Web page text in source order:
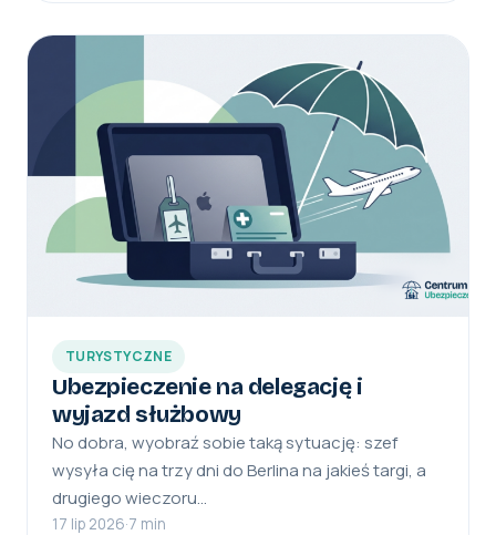
TURYSTYCZNE
Ubezpieczenie na delegację i
wyjazd służbowy
No dobra, wyobraź sobie taką sytuację: szef
wysyła cię na trzy dni do Berlina na jakieś targi, a
drugiego wieczoru…
17 lip 2026·7 min